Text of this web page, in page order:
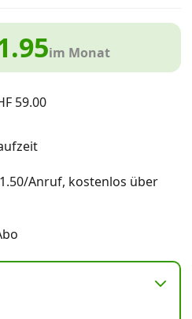
im Monat
59.00
Anruf, kostenlos über